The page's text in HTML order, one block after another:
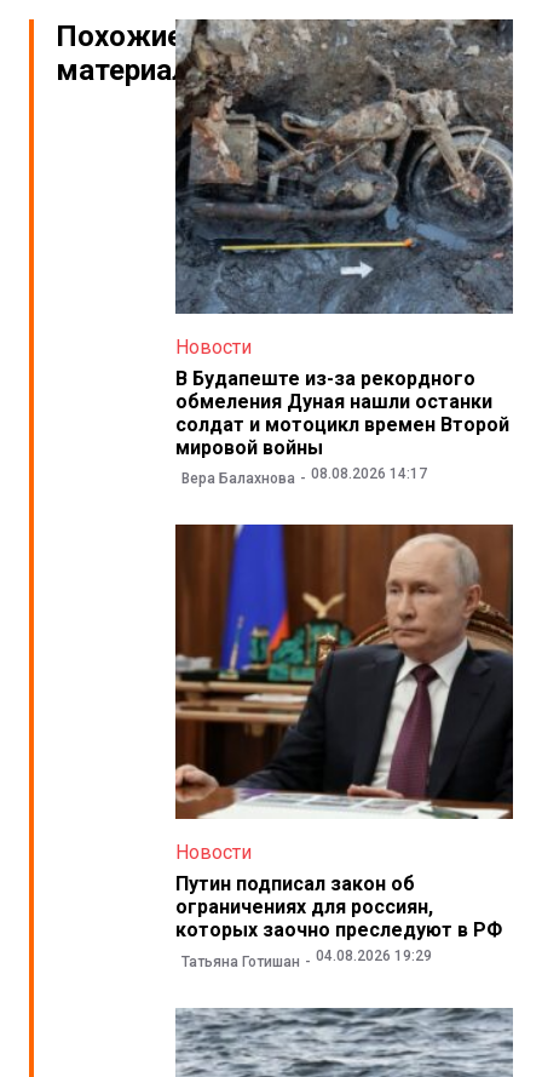
Похожие
материалы
Новости
В Будапеште из-за рекордного
обмеления Дуная нашли останки
солдат и мотоцикл времен Второй
мировой войны
Вера Балахнова 08.08.2026 14:17
Новости
Путин подписал закон об
ограничениях для россиян,
которых заочно преследуют в РФ
Татьяна Готишан 04.08.2026 19:29